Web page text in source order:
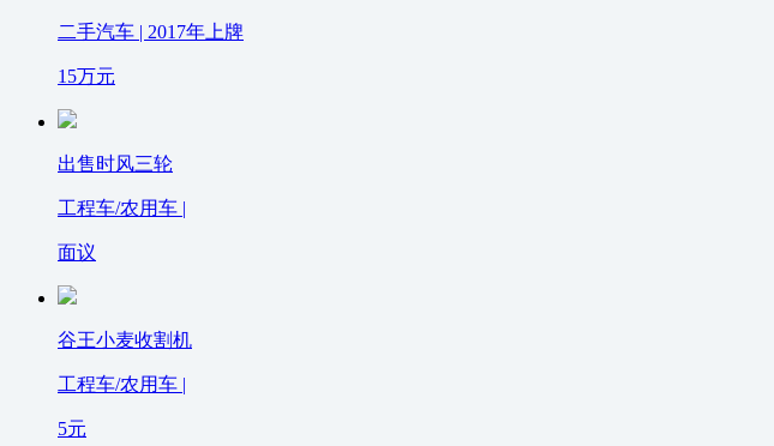
二手汽车 | 2017年上牌
15万元
出售时风三轮
工程车/农用车 |
面议
谷王小麦收割机
工程车/农用车 |
5元